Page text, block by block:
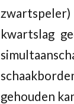
kwartslag
gehouden